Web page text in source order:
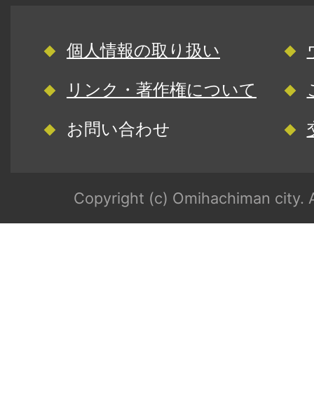
個人情報の取り扱い
リンク・著作権について
お問い合わせ
Copyright (c) Omihachiman city.